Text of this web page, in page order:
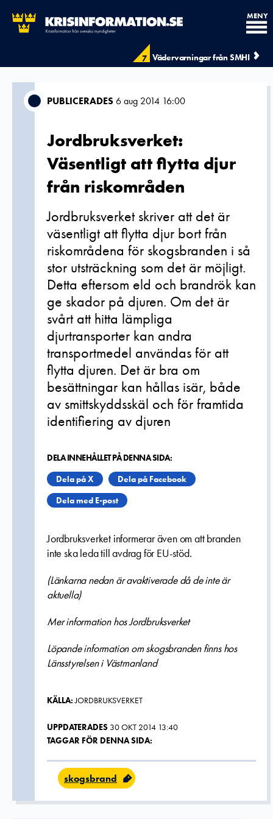
7 Vädervarningar från SMHI
MENY
PUBLICERADES6 aug 2014 16:00
Jordbruksverket:
Väsentligt att flytta djur
från riskområden
Jordbruksverket skriver att det är
väsentligt att flytta djur bort från
riskområdena för skogsbranden i så
stor utsträckning som det är möjligt.
Detta eftersom eld och brandrök kan
ge skador på djuren. Om det är
svårt att hitta lämpliga
djurtransporter kan andra
transportmedel användas för att
flytta djuren. Det är bra om
besättningar kan hållas isär, både
av smittskyddsskäl och för framtida
identifiering av djuren
DELA INNEHÅLLET PÅ DENNA SIDA:
Dela på X
Dela på Facebook
Dela med E-post
Jordbruksverket informerar även om att branden
inte ska leda till avdrag för EU-stöd.
(Länkarna nedan är avaktiverade då de inte är
aktuella)
Mer information hos Jordbruksverket
Löpande information om skogsbranden finns hos
Länsstyrelsen i Västmanland
KÄLLA:JORDBRUKSVERKET
UPPDATERADES 30 OKT 2014 13:40
TAGGAR FÖR DENNA SIDA:
skogsbrand